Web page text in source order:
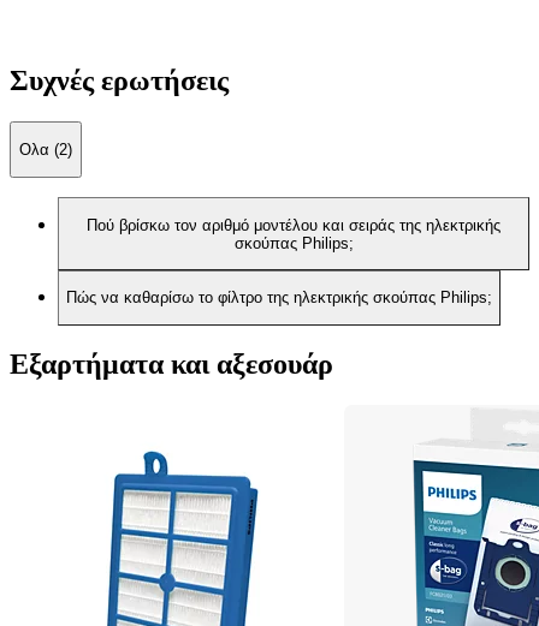
Συχνές ερωτήσεις
Ολα (2)
Πού βρίσκω τον αριθμό μοντέλου και σειράς της ηλεκτρικής
σκούπας Philips;
Πώς να καθαρίσω το φίλτρο της ηλεκτρικής σκούπας Philips;
Εξαρτήματα και αξεσουάρ